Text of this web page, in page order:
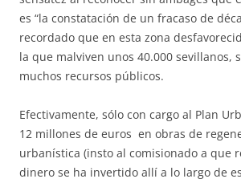
es “la constatación de un fracaso de
recordado que en esta zona
la que malviven unos 40.000 sevillanos,
muchos recursos públicos.
Efectivamente, sólo con cargo al Plan
12 millones de euros en obras de
urbanística (insto al comisionado a que
dinero se ha invertido allí a lo largo de